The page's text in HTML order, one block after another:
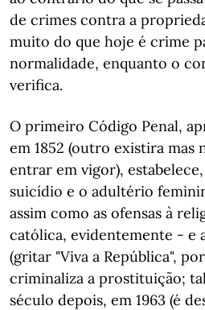
de crimes contra a
muito do que hoje é crime
normalidade, enquanto o
verifica.
O primeiro Código Penal,
em 1852 (outro existira mas
entrar em vigor),
suicídio e o adultério
assim como as ofensas à
católica, evidentemente - e
(gritar "Viva a República",
criminaliza a prostituição;
século depois, em 1963 (é